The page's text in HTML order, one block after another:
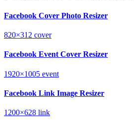
Facebook Cover Photo Resizer
820×312 cover
Facebook Event Cover Resizer
1920×1005 event
Facebook Link Image Resizer
1200×628 link